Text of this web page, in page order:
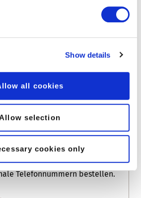
Show details
all cookies
Allow selection
cookies only
NEU BESTELLEN
Telefonnummern können
portiert werden.
Sie bei uns neue Schweizer
Telefonnummern bestellen.